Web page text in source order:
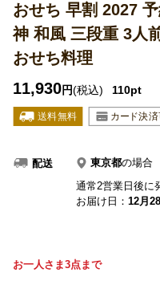
おせち 早割 2027
神 和風 三段重 3人
おせち料理
11,930円(税込) 110pt
配送 東京都の場合
通常2営業日後に
お届け日： 12月
お一人さま3点まで